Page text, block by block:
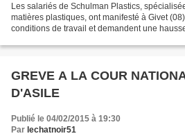
Les salariés de Schulman Plastics,
matières plastiques, ont manifesté à Givet
conditions de travail et demandent une
GREVE A LA COUR
D'ASILE
Publié le 04/02/2015 à 19:30
Par lechatnoir51